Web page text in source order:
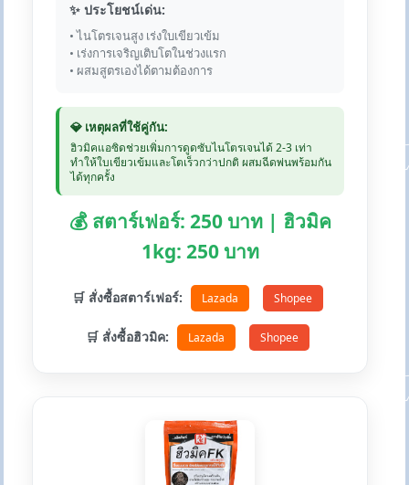
✨ ประโยชน์เด่น:
• ไนโตรเจนสูง เร่งใบเขียวเข้ม
• เร่งการเจริญเติบโตในช่วงแรก
• ผสมสูตรเองได้ตามต้องการ
💎 เหตุผลที่ใช้คู่กัน:
ฮิวมิคแอซิดช่วยเพิ่มการดูดซับไนโตรเจนได้ 2-3 เท่า
ทำให้ใบเขียวเข้มและโตเร็วกว่าปกติ ผสมฉีดพ่นพร้อมกัน
ได้ทุกครั้ง
💰 สตาร์เฟอร์: 250 บาท | ฮิวมิค
1kg: 250 บาท
🛒 สั่งซื้อสตาร์เฟอร์: Lazada Shopee
🛒 สั่งซื้อฮิวมิค: Lazada Shopee